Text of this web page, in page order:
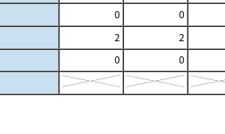
0 0
2 2
0 0